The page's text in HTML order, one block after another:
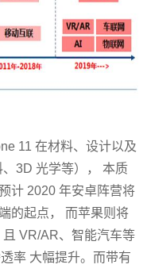
11 在材料、设计以及
3D 光学等）， 本质
计 2020 年安卓阵营将
的起点， 而苹果则将
VR/AR、智能汽车等
率 大幅提升。而带有